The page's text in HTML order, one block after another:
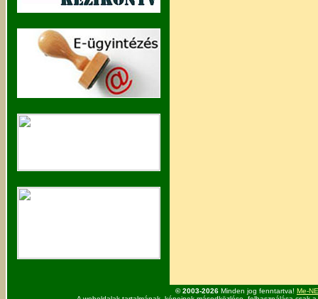
© 2003-2026 Minden jog fenntartva! Me-